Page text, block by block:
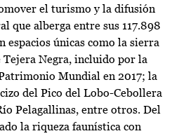
el turismo y la difusión
que alberga entre sus 117.898
espacios únicas como la sierra
Negra, incluido por la
Mundial en 2017; la
del Pico del Lobo-Cebollera
Pelagallinas, entre otros. Del
la riqueza faunística con